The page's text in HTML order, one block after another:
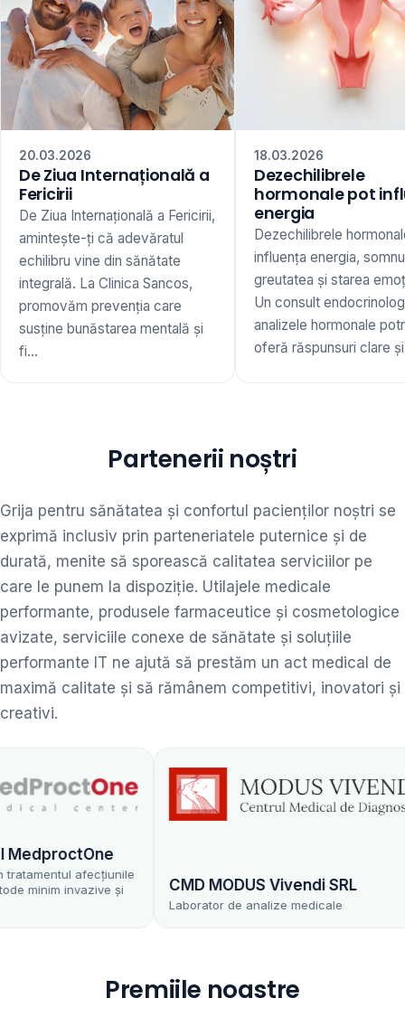
20.03.2026
De Ziua Internațională a
Fericirii
De Ziua Internațională a Fericirii,
amintește-ți că adevăratul
echilibru vine din sănătate
integrală. La Clinica Sancos,
promovăm prevenția care
susține bunăstarea mentală și
fi...
18.03.2026
Dezechilibrele
hormonale pot
energia
Dezechilibrele
influența energia,
greutatea și starea
Un consult
analizele hormonale
oferă răspunsuri clare
Partenerii noștri
Grija pentru sănătatea și confortul pacienților noștri se
exprimă inclusiv prin parteneriatele puternice și de
durată, menite să sporească calitatea serviciilor pe
care le punem la dispoziție. Utilajele medicale
performante, produsele farmaceutice și cosmetologice
avizate, serviciile conexe de sănătate și soluțiile
performante IT ne ajută să prestăm un act medical de
maximă calitate și să rămânem competitivi, inovatori și
creativi.
afecțiunile
invazive și
CMD MODUS Vivendi SRL
Laborator de analize medicale
Premiile noastre